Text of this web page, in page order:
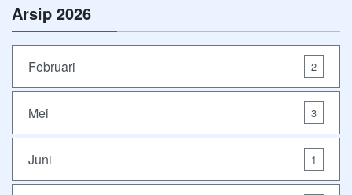
Arsip 2026
Februari 2
Mei 3
Juni 1